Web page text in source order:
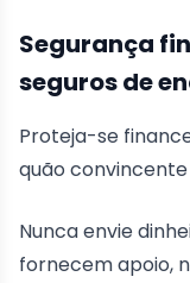
Segurança
seguros de
Proteja-se
quão
Nunca envie
fornecem apoio,